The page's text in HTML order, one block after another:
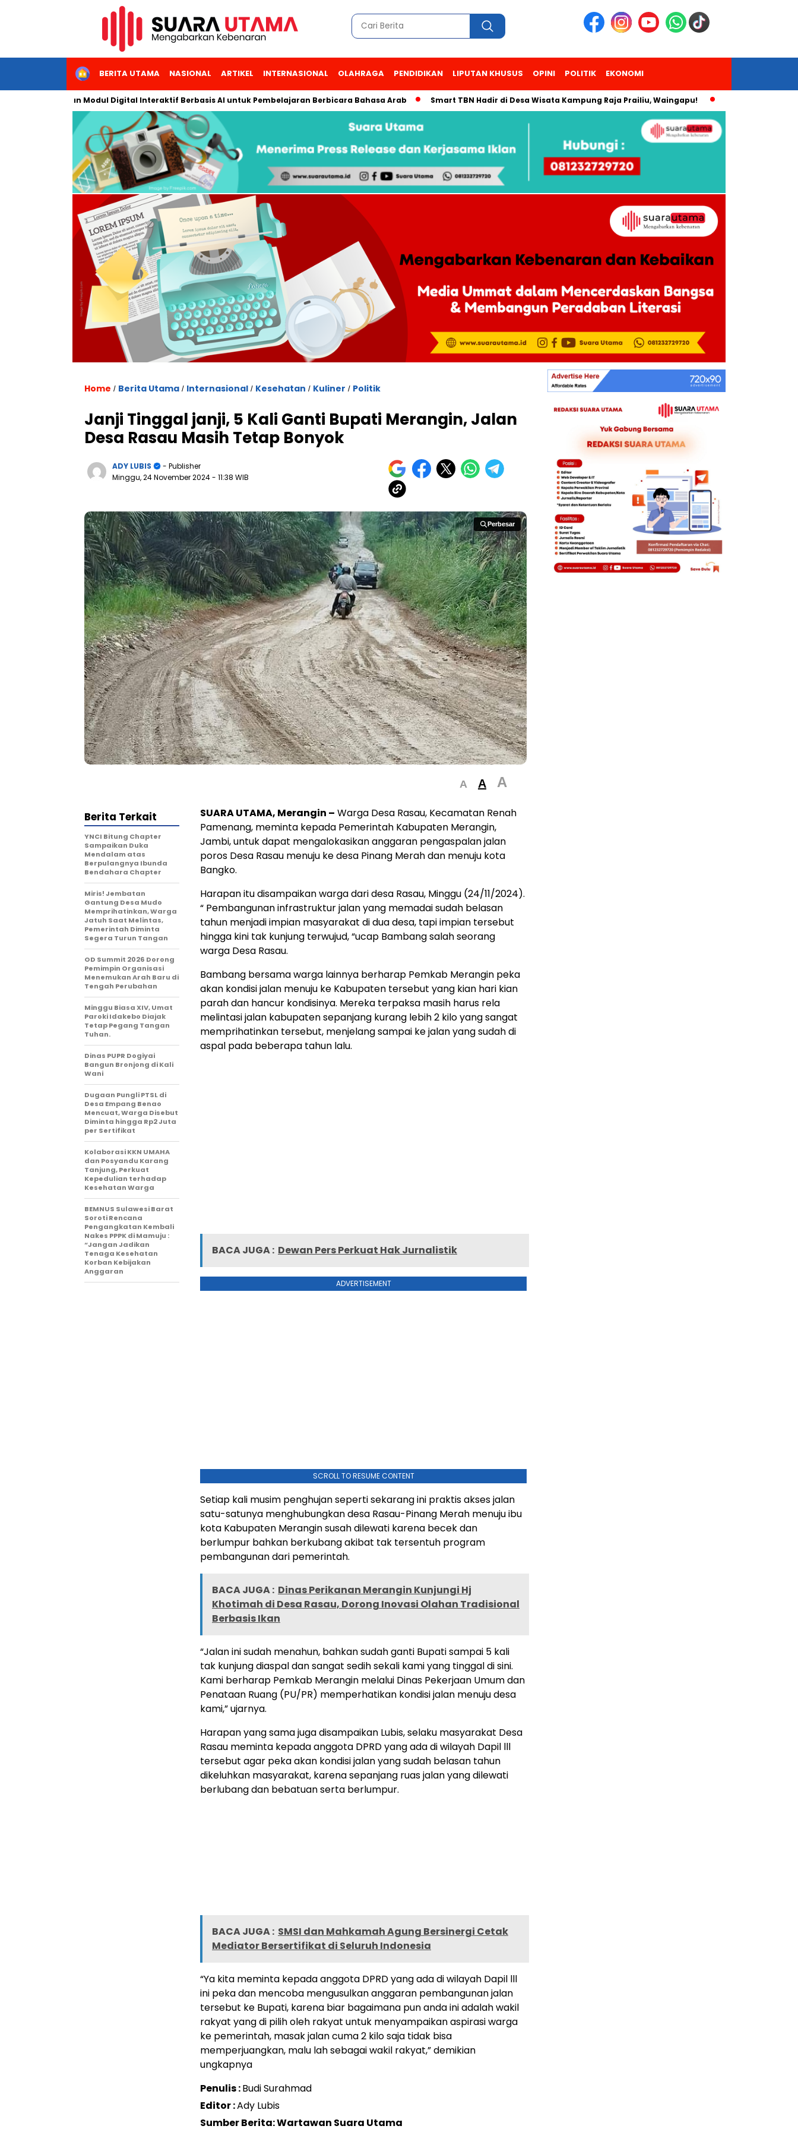
HOMEBERITA UTAMA NASIONAL ARTIKEL INTERNASIONAL OLAHRAGA PENDIDIKAN LIPUTAN KHUSUS OPINI POLITIK EKONOMI
Modul Digital Interaktif Berbasis AI untuk Pembelajaran Berbicara Bahasa Arab Smart TBN Hadir di Desa Wisata Kampung Raja Prailiu, Waingapu! Dua Pendaki Gunung
Home / Berita Utama / Internasional / Kesehatan / Kuliner / Politik
Janji Tinggal janji, 5 Kali Ganti Bupati Merangin, Jalan
Desa Rasau Masih Tetap Bonyok
ADY LUBIS
- Publisher
Minggu, 24 November 2024- 11:38 WIB
Perbesar
Perbesar
A A A
SUARA UTAMA, Merangin – Warga Desa Rasau, Kecamatan Renah
Pamenang, meminta kepada Pemerintah Kabupaten Merangin,
Jambi, untuk dapat mengalokasikan anggaran pengaspalan jalan
poros Desa Rasau menuju ke desa Pinang Merah dan menuju kota
Bangko.
Harapan itu disampaikan warga dari desa Rasau, Minggu (24/11/2024).
“ Pembangunan infrastruktur jalan yang memadai sudah belasan
tahun menjadi impian masyarakat di dua desa, tapi impian tersebut
hingga kini tak kunjung terwujud, “ucap Bambang salah seorang
warga Desa Rasau.
Bambang bersama warga lainnya berharap Pemkab Merangin peka
akan kondisi jalan menuju ke Kabupaten tersebut yang kian hari kian
parah dan hancur kondisinya. Mereka terpaksa masih harus rela
melintasi jalan kabupaten sepanjang kurang lebih 2 kilo yang sangat
memprihatinkan tersebut, menjelang sampai ke jalan yang sudah di
aspal pada beberapa tahun lalu.
BACA JUGA : Dewan Pers Perkuat Hak Jurnalistik
ADVERTISEMENT
SCROLL TO RESUME CONTENT
Setiap kali musim penghujan seperti sekarang ini praktis akses jalan
satu-satunya menghubungkan desa Rasau-Pinang Merah menuju ibu
kota Kabupaten Merangin susah dilewati karena becek dan
berlumpur bahkan berkubang akibat tak tersentuh program
pembangunan dari pemerintah.
BACA JUGA : Dinas Perikanan Merangin Kunjungi Hj
Khotimah di Desa Rasau, Dorong Inovasi Olahan Tradisional
Berbasis Ikan
“Jalan ini sudah menahun, bahkan sudah ganti Bupati sampai 5 kali
tak kunjung diaspal dan sangat sedih sekali kami yang tinggal di sini.
Kami berharap Pemkab Merangin melalui Dinas Pekerjaan Umum dan
Penataan Ruang (PU/PR) memperhatikan kondisi jalan menuju desa
kami,” ujarnya.
Harapan yang sama juga disampaikan Lubis, selaku masyarakat Desa
Rasau meminta kepada anggota DPRD yang ada di wilayah Dapil lll
tersebut agar peka akan kondisi jalan yang sudah belasan tahun
dikeluhkan masyarakat, karena sepanjang ruas jalan yang dilewati
berlubang dan bebatuan serta berlumpur.
BACA JUGA : SMSI dan Mahkamah Agung Bersinergi Cetak
Mediator Bersertifikat di Seluruh Indonesia
“Ya kita meminta kepada anggota DPRD yang ada di wilayah Dapil lll
ini peka dan mencoba mengusulkan anggaran pembangunan jalan
tersebut ke Bupati, karena biar bagaimana pun anda ini adalah wakil
rakyat yang di pilih oleh rakyat untuk menyampaikan aspirasi warga
ke pemerintah, masak jalan cuma 2 kilo saja tidak bisa
memperjuangkan, malu lah sebagai wakil rakyat,” demikian
ungkapnya
Penulis :Budi Surahmad
Editor :Ady Lubis
Sumber Berita: Wartawan Suara Utama
Berita Terkait
YNCI Bitung Chapter
Sampaikan Duka
Mendalam atas
Berpulangnya Ibunda
Bendahara Chapter
Miris! Jembatan
Gantung Desa Mudo
Memprihatinkan, Warga
Jatuh Saat Melintas,
Pemerintah Diminta
Segera Turun Tangan
OD Summit 2026 Dorong
Pemimpin Organisasi
Menemukan Arah Baru di
Tengah Perubahan
Minggu Biasa XIV, Umat
Paroki Idakebo Diajak
Tetap Pegang Tangan
Tuhan.
Dinas PUPR Dogiyai
Bangun Bronjong di Kali
Wani
Dugaan Pungli PTSL di
Desa Empang Benao
Mencuat, Warga Disebut
Diminta hingga Rp2 Juta
per Sertifikat
Kolaborasi KKN UMAHA
dan Posyandu Karang
Tanjung, Perkuat
Kepedulian terhadap
Kesehatan Warga
BEMNUS Sulawesi Barat
Soroti Rencana
Pengangkatan Kembali
Nakes PPPK di Mamuju :
“Jangan Jadikan
Tenaga Kesehatan
Korban Kebijakan
Anggaran